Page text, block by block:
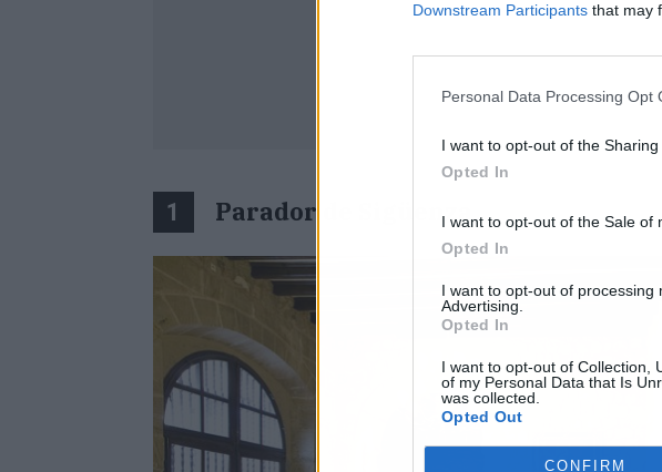
Downstream Participants that may
Personal Data Processing Opt
I want to opt-out of the
Opted In
I want to opt-out of the Sale of
Opted In
I want to opt-out of processing
Advertising.
Opted In
I want to opt-out of Collection,
of my Personal Data that Is
was collected.
Opted Out
CONFIRM
1 Parador de Sigüenza